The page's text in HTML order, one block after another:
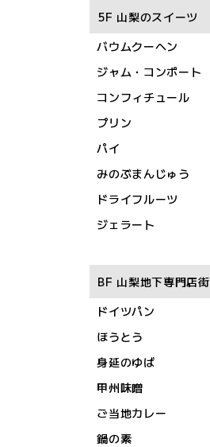
5F 山梨のスイーツ
バウムクーヘン
ジャム・コンポート
コンフィチュール
プリン
パイ
みのぶまんじゅう
ドライフルーツ
ジェラート
BF 山梨地下専門店街
ドイツパン
ほうとう
身延のゆば
甲州味噌
ご当地カレー
鍋の素